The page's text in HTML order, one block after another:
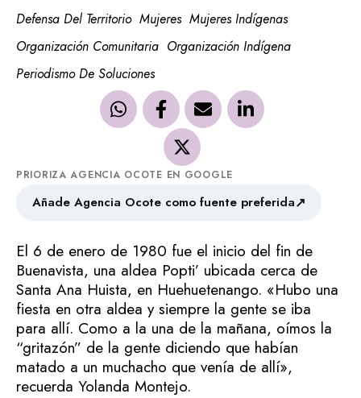
Defensa Del Territorio Mujeres Mujeres Indígenas
Organización Comunitaria Organización Indígena
Periodismo De Soluciones
PRIORIZA AGENCIA OCOTE EN GOOGLE
Añade Agencia Ocote como fuente preferida↗
El 6 de enero de 1980 fue el inicio del fin de
Buenavista, una aldea Popti’ ubicada cerca de
Santa Ana Huista, en Huehuetenango. «Hubo una
fiesta en otra aldea y siempre la gente se iba
para allí. Como a la una de la mañana, oímos la
“gritazón” de la gente diciendo que habían
matado a un muchacho que venía de allí»,
recuerda Yolanda Montejo.